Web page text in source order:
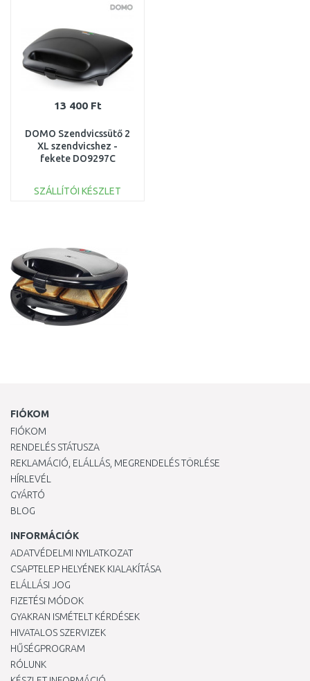
Összehasonlítás
13 400 Ft
DOMO Szendvicssütő 2
XL szendvicshez -
fekete DO9297C
SZÁLLÍTÓI KÉSZLET
FIÓKOM
FIÓKOM
RENDELÉS STÁTUSZA
REKLAMÁCIÓ, ELÁLLÁS, MEGRENDELÉS TÖRLÉSE
HÍRLEVÉL
GYÁRTÓ
BLOG
INFORMÁCIÓK
ADATVÉDELMI NYILATKOZAT
CSAPTELEP HELYÉNEK KIALAKÍTÁSA
ELÁLLÁSI JOG
FIZETÉSI MÓDOK
GYAKRAN ISMÉTELT KÉRDÉSEK
HIVATALOS SZERVIZEK
HŰSÉGPROGRAM
RÓLUNK